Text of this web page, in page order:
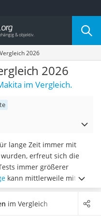
2026
2026
im Vergleich.
lange Zeit immer mit
erfreut sich die
immer größerer
kann mittlerweile mit
Hersteller Makita zählt
Anbietern für
im Vergleich